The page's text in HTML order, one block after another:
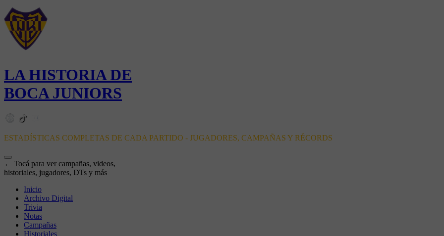
LA HISTORIA DE
BOCA JUNIORS
ESTADÍSTICAS COMPLETAS DE CADA PARTIDO - JUGADORES, CAMPAÑAS Y RÉCORDS
← Tocá para ver campañas, videos,
historiales, jugadores, DTs y más
Inicio
Archivo Digital
Trivia
Notas
Campañas
Historiales